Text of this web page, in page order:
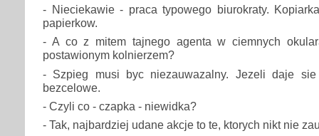
- Nieciekawie - praca typowego biurokraty.
papierkow.
- A co z mitem tajnego agenta w ciemnych
postawionym kolnierzem?
- Szpieg musi byc niezauwazalny. Jezeli daje
bezcelowe.
- Czyli co - czapka - niewidka?
- Tak, najbardziej udane akcje to te, ktorych nikt nie